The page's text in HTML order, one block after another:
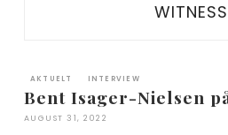
AKTUELT INTERVIEW
Bent Isager-Nielsen
AUGUST 31, 2022